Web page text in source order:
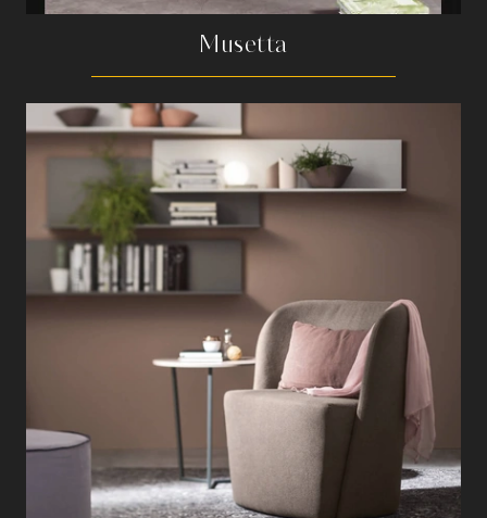
Musetta